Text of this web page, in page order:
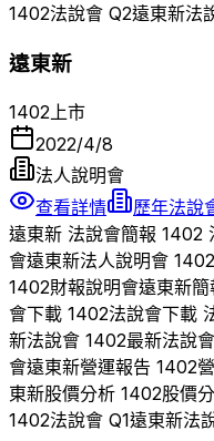
1402法說會 Q2遠東新法
遠東新
1402 上市
2022/4/8
法人說明會
查看詳情
歷年法說
遠東新 法說會簡報 1402
會遠東新法人說明會 1402
1402財報說明會遠東新簡
會下載 1402法說會下載
新法說會 1402最新法說會
會遠東新營運報告 1402
東新股價分析 1402股價
1402法說會 Q1遠東新法